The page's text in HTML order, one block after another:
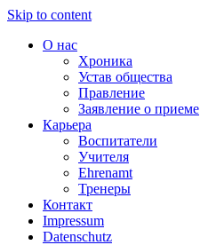
Skip to content
О нас
Хроника
Устав общества
Правление
Заявление о приеме
Карьера
Воспитатели
Учителя
Ehrenamt
Тренеры
Контакт
Impressum
Datenschutz